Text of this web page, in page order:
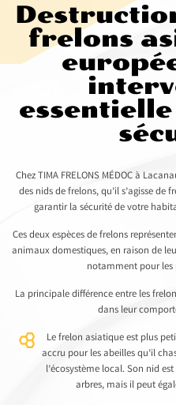
frelons
Chez TIMA FRELONS MÉDOC à
des nids de frelons, qu’il s’agisse
garantir la sécurité de votre
Ces deux espèces de frelons
animaux domestiques, en raison de
notamment pour les
La principale différence entre les
dans leur
Le frelon asiatique est plus
accru pour les abeilles qu’il
l’écosystème local. Son nid
arbres, mais il peut